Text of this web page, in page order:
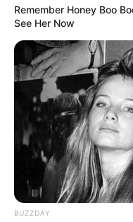
Remember Honey Boo
See Her Now
BUZZDAY